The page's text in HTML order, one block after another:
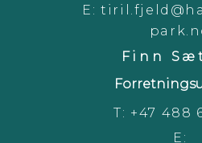
E:
Finn
T: +47 488
E: